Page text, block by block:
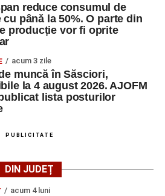
reduce consumul de
cu până la 50%. O parte din
producție vor fi oprite
acum 3 zile
muncă în Săsciori,
la 4 august 2026. AJOFM
lista posturilor
PUBLICITATE
DIN JUDEȚ
acum 4 luni